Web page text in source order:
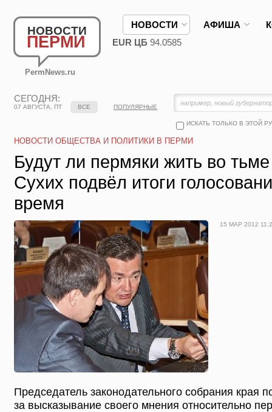
НОВОСТИ
ПЕРМИ
PermNews.ru
НОВОСТИ АФИША
EUR ЦБ 94.0585
СЕГОДНЯ:
07 АВГУСТА, ПТ
ИСКАТЬ ТОЛЬКО В ЭТОЙ
ВСЕ ПОПУЛЯРНЫЕ
НОВОСТИ ОБЩЕСТВА И ПОЛИТИКИ В ПЕРМИ
Будут ли пермяки жить во
Сухих подвёл итоги
время
15 МАР 2012
Председатель законодательного собрания края
за высказывание своего мнения относительно